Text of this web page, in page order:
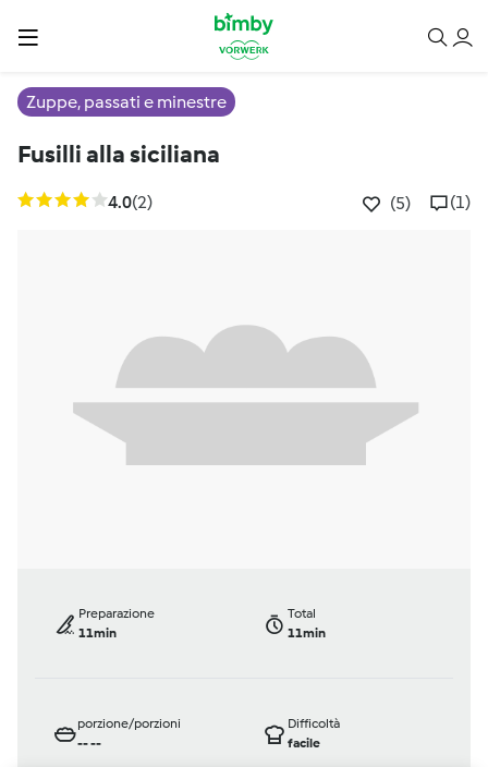
Zuppe, passati e minestre
Fusilli alla siciliana
4.0(2) (5) (1)
Preparazione
11min
Total
11min
porzione/porzioni
----
Difficoltà
facile